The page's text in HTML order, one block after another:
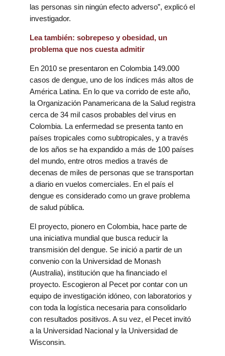
las personas sin ningún efecto adverso”, explicó el
investigador.
Lea también: sobrepeso y obesidad, un
problema que nos cuesta admitir
En 2010 se presentaron en Colombia 149.000
casos de dengue, uno de los índices más altos de
América Latina. En lo que va corrido de este año,
la Organización Panamericana de la Salud registra
cerca de 34 mil casos probables del virus en
Colombia. La enfermedad se presenta tanto en
países tropicales como subtropicales, y a través
de los años se ha expandido a más de 100 países
del mundo, entre otros medios a través de
decenas de miles de personas que se transportan
a diario en vuelos comerciales. En el país el
dengue es considerado como un grave problema
de salud pública.
El proyecto, pionero en Colombia, hace parte de
una iniciativa mundial que busca reducir la
transmisión del dengue. Se inició a partir de un
convenio con la Universidad de Monash
(Australia), institución que ha financiado el
proyecto. Escogieron al Pecet por contar con un
equipo de investigación idóneo, con laboratorios y
con toda la logística necesaria para consolidarlo
con resultados positivos. A su vez, el Pecet invitó
a la Universidad Nacional y la Universidad de
Wisconsin.